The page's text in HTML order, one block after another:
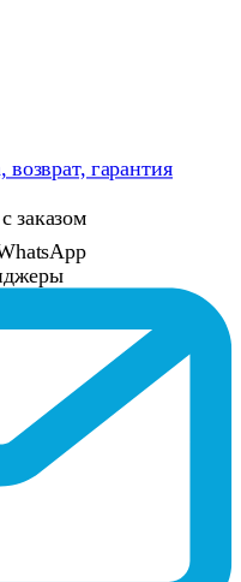
возврат, гарантия
заказом